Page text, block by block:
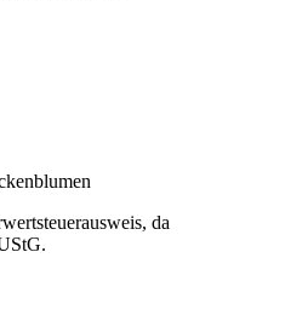
da